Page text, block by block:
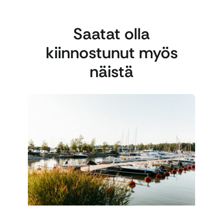
Saatat olla
kiinnostunut myös
näistä